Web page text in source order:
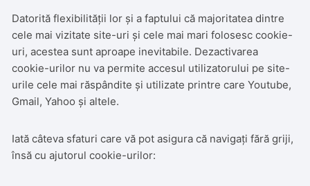
Datorită flexibilității lor și a faptului că majoritatea dintre
cele mai vizitate site-uri și cele mai mari folosesc cookie-
uri, acestea sunt aproape inevitabile. Dezactivarea
cookie-urilor nu va permite accesul utilizatorului pe site-
urile cele mai răspândite și utilizate printre care Youtube,
Gmail, Yahoo și altele.
Iată câteva sfaturi care vă pot asigura că navigați fără griji,
însă cu ajutorul cookie-urilor: